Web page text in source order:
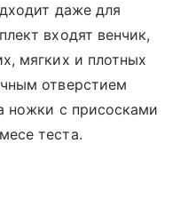
даже для
входят венчик,
мягких и плотных
отверстием
ножки с присосками
теста.